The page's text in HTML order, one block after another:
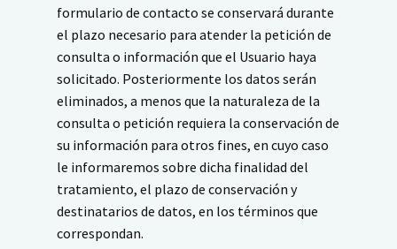
formulario de contacto se conservará durante
el plazo necesario para atender la petición de
consulta o información que el Usuario haya
solicitado. Posteriormente los datos serán
eliminados, a menos que la naturaleza de la
consulta o petición requiera la conservación de
su información para otros fines, en cuyo caso
le informaremos sobre dicha finalidad del
tratamiento, el plazo de conservación y
destinatarios de datos, en los términos que
correspondan.